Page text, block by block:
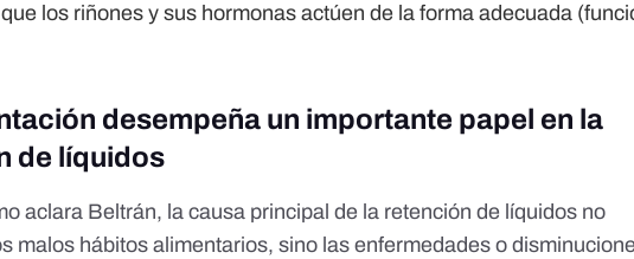
los riñones y sus hormonas actúen de la forma adecuada
desempeña un importante papel en la
de líquidos
aclara Beltrán, la causa principal de la retención de líquidos no
malos hábitos alimentarios, sino las enfermedades o